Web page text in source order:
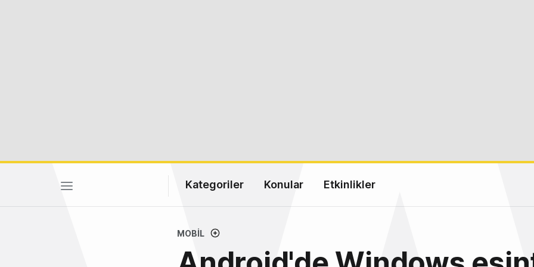
Kategoriler Konular Etkinlikler
MOBIL